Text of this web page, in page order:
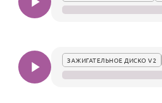
ЗАЖИГАТЕЛЬНОЕ ДИСКО V2